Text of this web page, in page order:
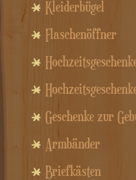
Kleiderbügel
Flaschenöffner
Geschenke zur
Armbänder
Briefkästen